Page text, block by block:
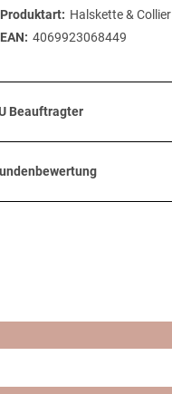
Produktart
Halskette & Collier
EAN
4069923068449
Beauftragter